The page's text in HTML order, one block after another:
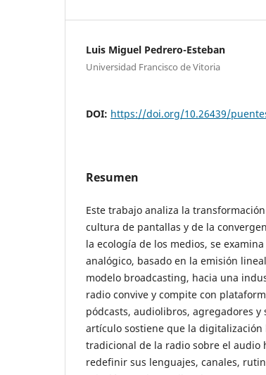
Luis Miguel Pedrero-Esteban
Universidad Francisco de Vitoria
DOI: https://doi.org/10.26439/
Resumen
Este trabajo analiza la
cultura de pantallas y de la
la ecología de los medios, se
analógico, basado en la emisión
modelo broadcasting, hacia una
radio convive y compite con
pódcasts, audiolibros, agregadores
artículo sostiene que la
tradicional de la radio sobre el audio
redefinir sus lenguajes, canales,